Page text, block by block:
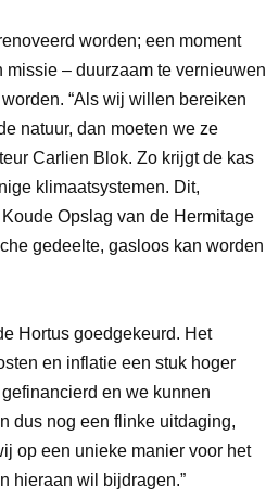
worden; een moment
– duurzaam te vernieuwen
“Als wij willen bereiken
natuur, dan moeten we ze
Carlien Blok. Zo krijgt de kas
klimaatsystemen. Dit,
Opslag van de Hermitage
gedeelte, gasloos kan worden
Hortus goedgekeurd. Het
en inflatie een stuk hoger
en we kunnen
dus nog een flinke uitdaging,
op een unieke manier voor het
hieraan wil bijdragen.”